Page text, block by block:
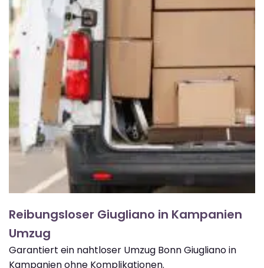
Reibungsloser Giugliano in Kampanien
Umzug
Garantiert ein nahtloser Umzug Bonn Giugliano in
Kampanien ohne Komplikationen.